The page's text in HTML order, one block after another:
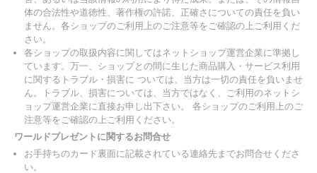
体の合法性や道徳性、著作権の許諾、正確さについての責任を負い
ません。各ショップのご利用上のご注意等をご確認の上ご利用くだ
さい。
各ショップの取扱内容に関してはネットショップ運営企業に準拠し
ています。万一、ショップとの間に生じた商品購入・サービス利用
に関するトラブル・損害に ついては、当方は一切の責任を負いませ
ん。トラブル、損害については、当方ではなく、ご利用のネットシ
ョップ運営企業に直接お申し出下さい。 各ショップのご利用上のご
注意等をご確認の上ご利用ください。
ワールドプレゼントに関するお問合せ
お手持ちのカード裏面に記載されている連絡先までお問合せくださ
い。